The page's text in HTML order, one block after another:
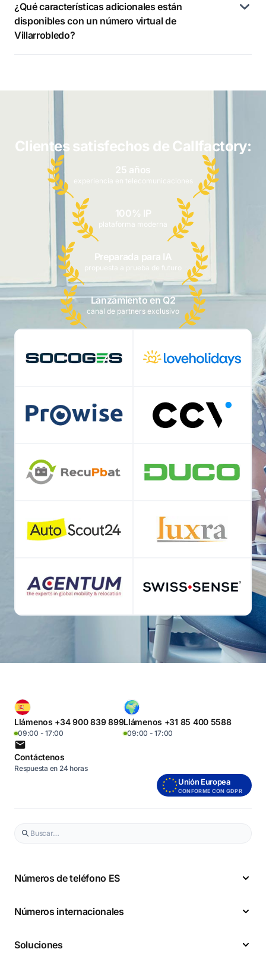
¿Qué características adicionales están
disponibles con un número virtual de
Villarrobledo?
Clientes satisfechos de Callfactory:
25 años
experiencia en telecomunicaciones
100% IP
plataforma moderna
Preparada para IA
propuesta a prueba de futuro
Lanzamiento en Q2
canal de partners exclusivo
Llámenos +34 900 839 899
09:00 - 17:00
Llámenos +31 85 400 5588
09:00 - 17:00
Contáctenos
Respuesta en 24 horas
Unión Europea
CONFORME CON GDPR
Números de teléfono ES
Números internacionales
Soluciones